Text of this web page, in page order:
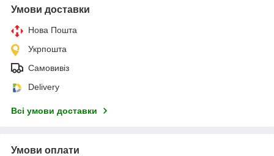
Умови доставки
Нова Пошта
Укрпошта
Самовивіз
Delivery
Всі умови доставки
Умови оплати